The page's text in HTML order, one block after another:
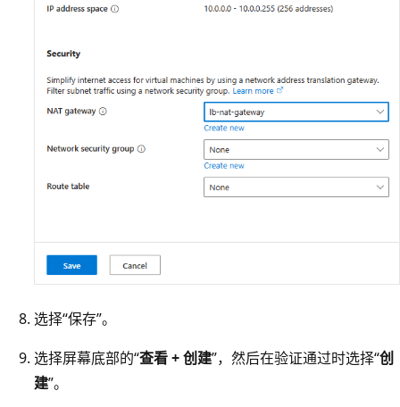
选择“保存”。
选择屏幕底部的“查看 + 创建”，然后在验证通过时选择“创
建”。